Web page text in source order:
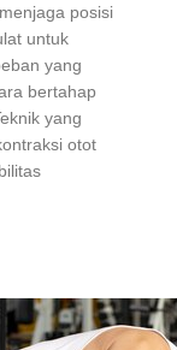
posisi
untuk
yang
bertahap
yang
otot